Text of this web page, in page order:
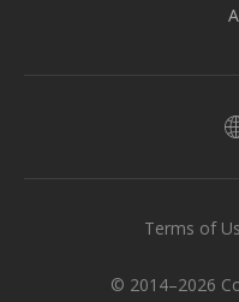
© 2014–2026
Terms of